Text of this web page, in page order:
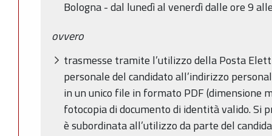
Bologna - dal lunedì al venerdì dalle ore 9
ovvero
trasmesse tramite l’utilizzo della Posta
personale del candidato all’indirizzo
in un unico file in formato PDF (dimensione
fotocopia di documento di identità valido. Si
è subordinata all’utilizzo da parte del